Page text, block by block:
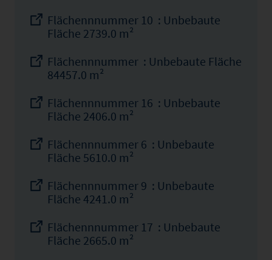
Flächennnummer 10 : Unbebaute
Fläche 2739.0 m²
Flächennnummer : Unbebaute Fläche
84457.0 m²
Flächennnummer 16 : Unbebaute
Fläche 2406.0 m²
Flächennnummer 6 : Unbebaute
Fläche 5610.0 m²
Flächennnummer 9 : Unbebaute
Fläche 4241.0 m²
Flächennnummer 17 : Unbebaute
Fläche 2665.0 m²